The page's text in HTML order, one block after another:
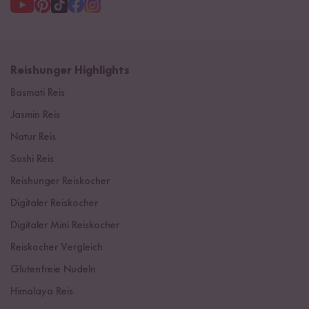
Reishunger Highlights
Basmati Reis
Jasmin Reis
Natur Reis
Sushi Reis
Reishunger Reiskocher
Digitaler Reiskocher
Digitaler Mini Reiskocher
Reiskocher Vergleich
Glutenfreie Nudeln
Himalaya Reis